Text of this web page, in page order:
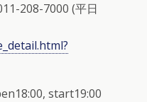
208-7000 (平日
start19:00